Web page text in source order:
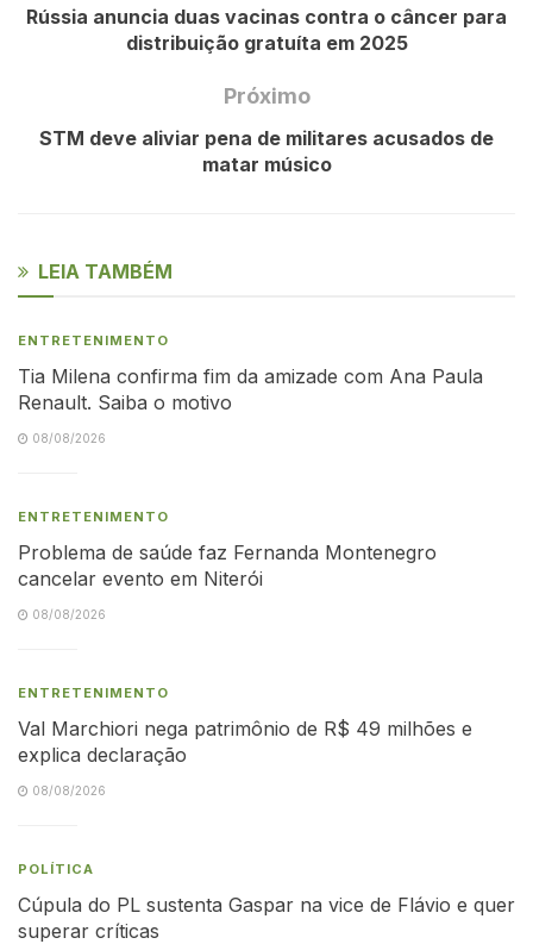
Rússia anuncia duas vacinas contra o câncer para
distribuição gratuíta em 2025
Próximo
STM deve aliviar pena de militares acusados de
matar músico
LEIA TAMBÉM
ENTRETENIMENTO
Tia Milena confirma fim da amizade com Ana Paula
Renault. Saiba o motivo
08/08/2026
ENTRETENIMENTO
Problema de saúde faz Fernanda Montenegro
cancelar evento em Niterói
08/08/2026
ENTRETENIMENTO
Val Marchiori nega patrimônio de R$ 49 milhões e
explica declaração
08/08/2026
POLÍTICA
Cúpula do PL sustenta Gaspar na vice de Flávio e quer
superar críticas